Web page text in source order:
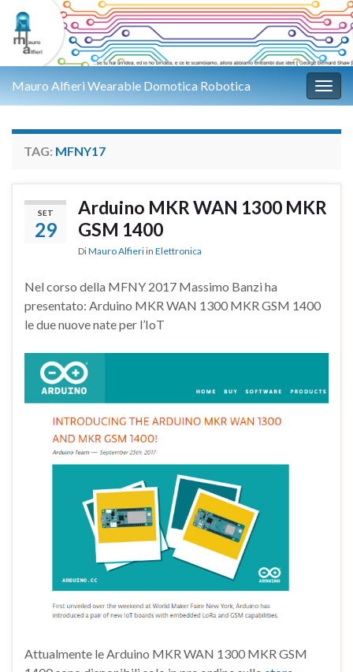
Mauro Alfieri Wearable Domotica Robotica
TAG: MFNY17
SET
29
Arduino MKR WAN 1300 MKR
GSM 1400
DiMauro Alfieri in Elettronica
Nel corso della MFNY 2017 Massimo Banzi ha
presentato: Arduino MKR WAN 1300 MKR GSM 1400
le due nuove nate per l’IoT
Attualmente le Arduino MKR WAN 1300 MKR GSM